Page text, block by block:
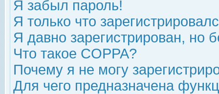
Я забыл пароль!
Я только что
Я давно зарегистрирован, но
Что такое COPPA?
Почему я не могу
Для чего предназначена